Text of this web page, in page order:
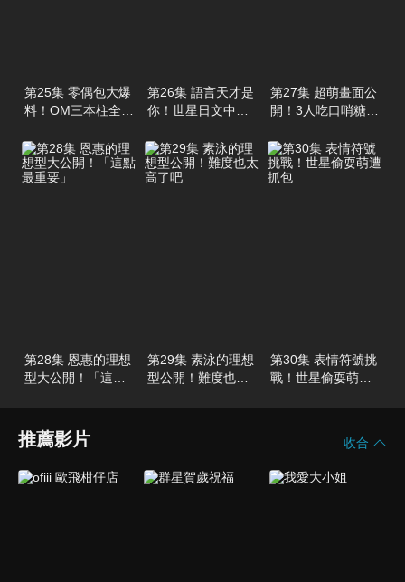
第25集 零偶包大爆
料！OM三本柱全都
第26集 語言天才是
你！世星日文中文
第27集 超萌畫面公
開！3人吃口哨糖也
第28集 恩惠的理想
型大公開！「這點
第29集 素泳的理想
型公開！難度也太
第30集 表情符號挑
戰！世星偷耍萌遭
推薦影片 收合